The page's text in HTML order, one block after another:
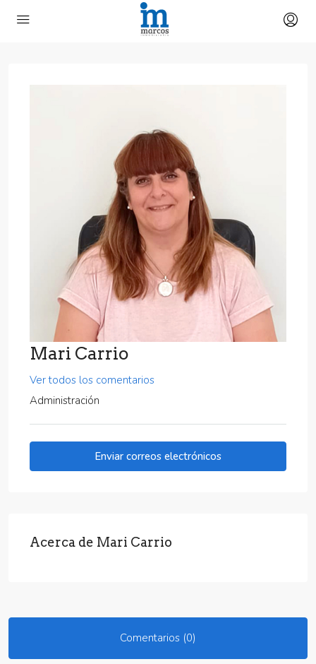
Mari Carrio
Ver todos los comentarios
Administración
Enviar correos electrónicos
Acerca de Mari Carrio
Comentarios (0)